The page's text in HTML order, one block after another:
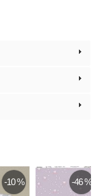
-10 % -46 %